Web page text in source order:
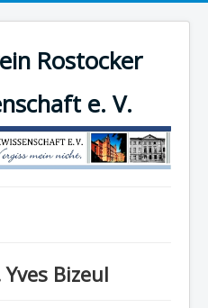
Rostocker
e. V.
Bizeul